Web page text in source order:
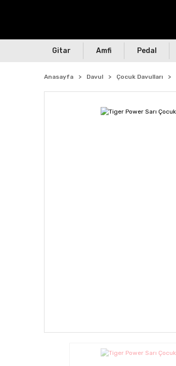
Gitar Amfi Pedal
Anasayfa Davul Çocuk Davulları